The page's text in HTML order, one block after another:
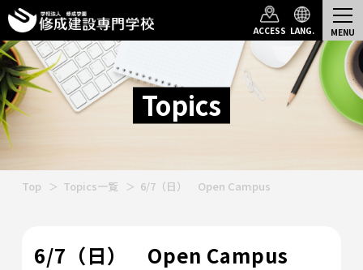
ACCESS LANG.
Topics
Top Topics一覧 6/7（日） Open Campus
6/7（日） Open Campus